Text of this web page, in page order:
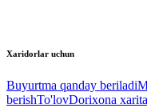
Xaridorlar uchun
Buyurtma qanday beriladi
berishTo'lovDorixona